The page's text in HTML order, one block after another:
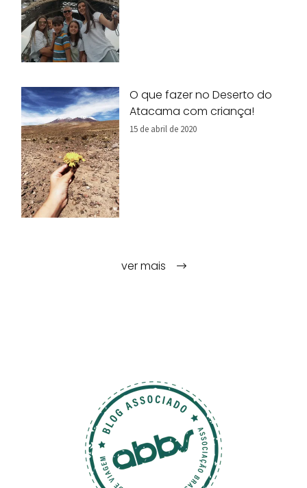
O que fazer no Deserto do
Atacama com criança!
15 de abril de 2020
ver mais